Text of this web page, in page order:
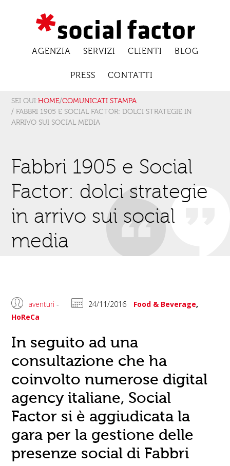
AGENZIA SERVIZI CLIENTI BLOG
PRESS CONTATTI
SEI QUI:HOME/COMUNICATI STAMPA
/ FABBRI 1905 E SOCIAL FACTOR: DOLCI STRATEGIE IN
ARRIVO SUI SOCIAL MEDIA
Fabbri 1905 e Social
Factor: dolci strategie
in arrivo sui social
media
aventuri - 24/11/2016 Food & Beverage,
HoReCa
In seguito ad una
consultazione che ha
coinvolto numerose digital
agency italiane, Social
Factor si è aggiudicata la
gara per la gestione delle
presenze social di Fabbri